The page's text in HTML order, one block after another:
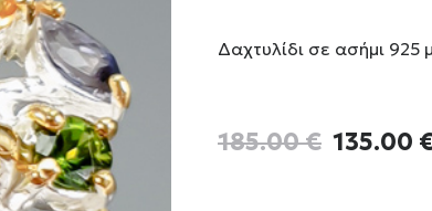
Δαχτυλίδι σε ασήμι 925
185.00€ Original
135.00